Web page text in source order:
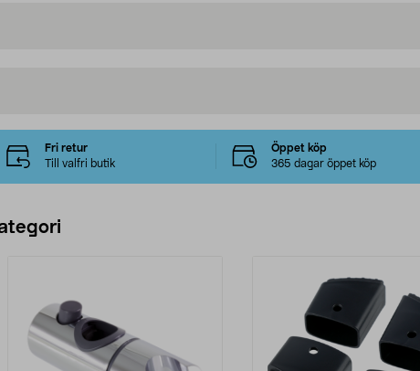
Fri retur
Till valfri butik
Öppet köp
365 dagar öppet köp